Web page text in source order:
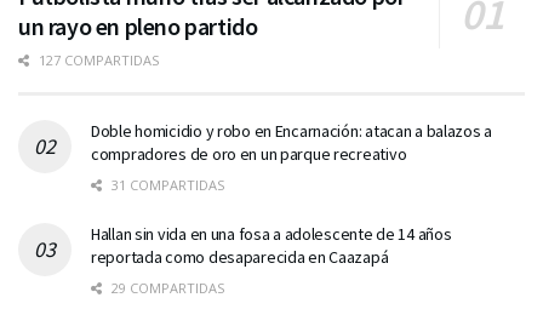
un rayo en pleno partido
127 COMPARTIDAS
Doble homicidio y robo en Encarnación: atacan a balazos a
compradores de oro en un parque recreativo
31 COMPARTIDAS
Hallan sin vida en una fosa a adolescente de 14 años
reportada como desaparecida en Caazapá
29 COMPARTIDAS